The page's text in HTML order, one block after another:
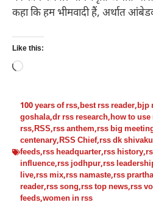
कहा कि हम भीमवादी हैं, अर्थात
Like this:
Loading…
100 years of rss,best rss reader,bjp
goshala,dr rss research,how to use
rss,RSS,rss anthem,rss big
centenary,RSS Chief,rss dk
feeds,rss headquarter,rss history,
influence,rss jodhpur,rss
live,rss mix,rss namaste,rss
reader,rss song,rss top news,rss
feeds,women in rss